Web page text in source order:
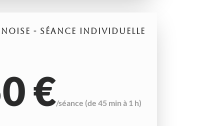
- SÉANCE INDIVIDUELLE
€/séance (de 45 min à 1 h)